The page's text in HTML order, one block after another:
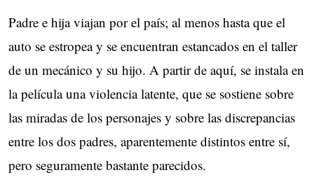
Padre e hija viajan por el país; al menos hasta que el
auto se estropea y se encuentran estancados en el taller
de un mecánico y su hijo. A partir de aquí, se instala en
la película una violencia latente, que se sostiene sobre
las miradas de los personajes y sobre las discrepancias
entre los dos padres, aparentemente distintos entre sí,
pero seguramente bastante parecidos.